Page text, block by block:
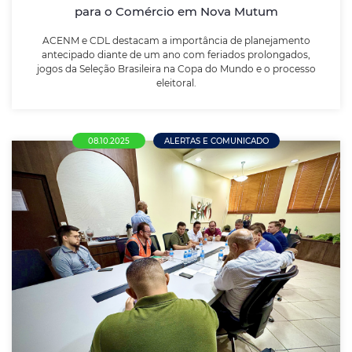
para o Comércio em Nova Mutum
ACENM e CDL destacam a importância de planejamento
antecipado diante de um ano com feriados prolongados,
jogos da Seleção Brasileira na Copa do Mundo e o processo
eleitoral.
LEIA MAIS
08.10.2025 ALERTAS E COMUNICADO
AcenmCDL Questiona Projeto de Lei que
Institui Feriado Escolar em Nova Mutum
Durante reunião com vereadores, representantes do
comércio destacam preocupações econômicas e